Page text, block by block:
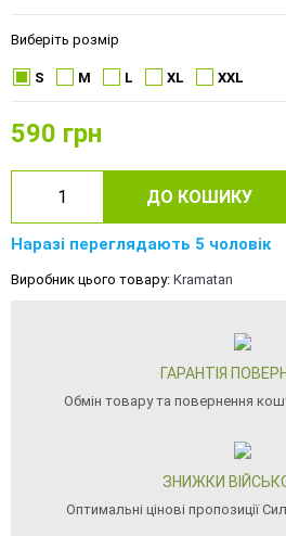
Виберіть розмір
S M L XL XXL
590 грн
ДО КОШИКУ
Наразі переглядають 5 чоловік
Виробник цього товару: Kramatan
ГАРАНТІЯ
Обмін товару та повернення
ЗНИЖКИ
Оптимальні цінові пропозиції